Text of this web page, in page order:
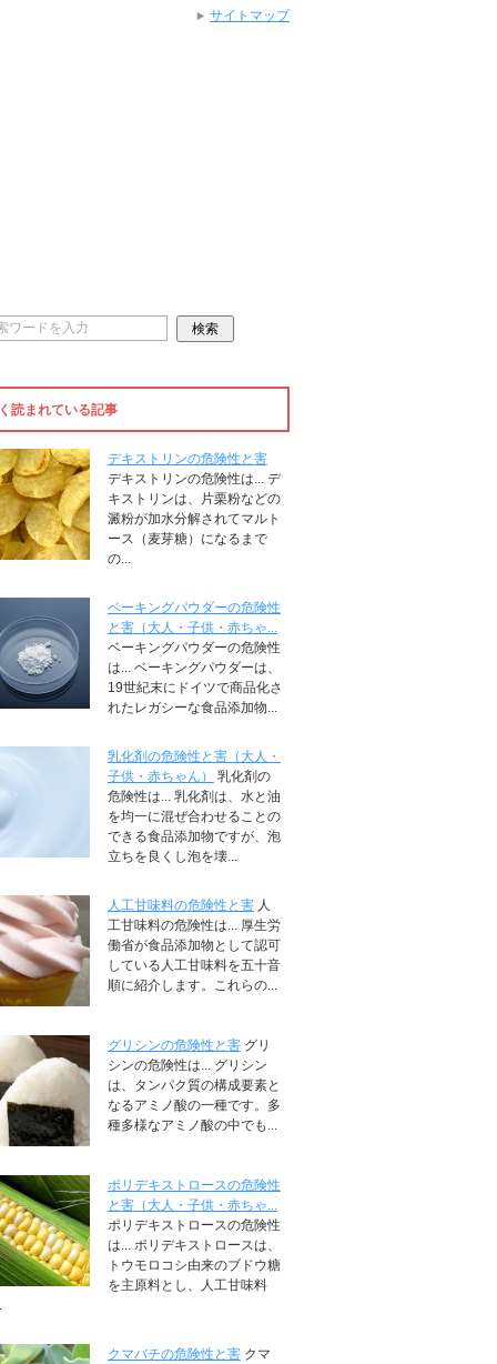
読まれている記事
デキストリンの危険性と害
デキストリンの危険性は... デ
キストリンは、片栗粉などの
澱粉が加水分解されてマルト
ース（麦芽糖）になるまで
の...
ベーキングパウダーの危険性
と害（大人・子供・赤ちゃ...
ベーキングパウダーの危険性
は... ベーキングパウダーは、
19世紀末にドイツで商品化さ
れたレガシーな食品添加物...
乳化剤の危険性と害（大人・
子供・赤ちゃん）
乳化剤の
危険性は... 乳化剤は、水と油
を均一に混ぜ合わせることの
できる食品添加物ですが、泡
立ちを良くし泡を壊...
人工甘味料の危険性と害 人
工甘味料の危険性は... 厚生労
働省が食品添加物として認可
している人工甘味料を五十音
順に紹介します。これらの...
グリシンの危険性と害 グリ
シンの危険性は... グリシン
は、タンパク質の構成要素と
なるアミノ酸の一種です。多
種多様なアミノ酸の中でも...
ポリデキストロースの危険性
と害（大人・子供・赤ちゃ...
ポリデキストロースの危険性
は... ポリデキストロースは、
トウモロコシ由来のブドウ糖
を主原料とし、人工甘味料
クマバチの危険性と害 クマ
サイトマップ